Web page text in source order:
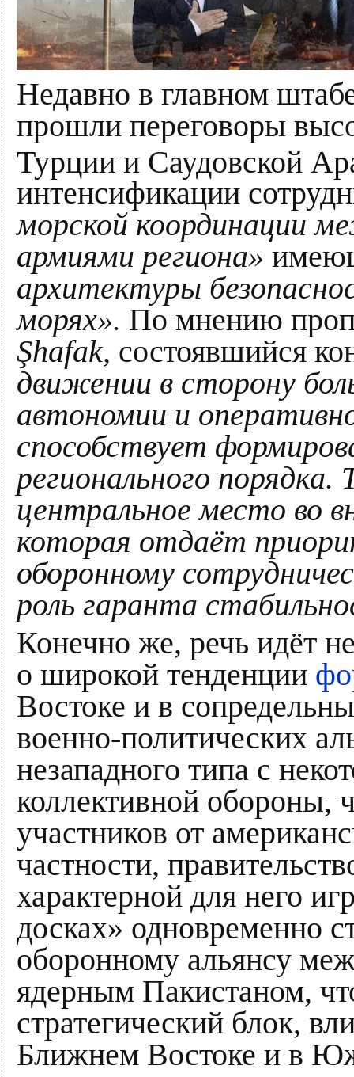
Недавно в главном
прошли переговоры
Турции и Саудовской
интенсификации
морской координации
армиями региона»
архитектуры
морях». По мнению
Şhafak, состоявшийся
движении в сторону
автономии и
способствует
регионального
центральное место во
которая отдаёт
оборонному
роль гаранта
Конечно же, речь идёт
о широкой тенденции
Востоке и в
военно-политических
незападного типа с
коллективной обороны,
участников от
частности,
характерной для него
досках» одновременно
оборонному альянсу
ядерным Пакистаном,
стратегический блок,
Ближнем Востоке и в